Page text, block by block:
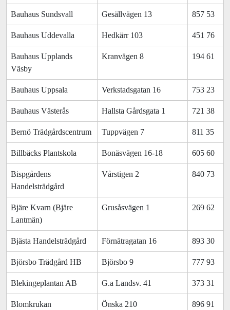
Bauhaus Sundsvall Gesällvägen 13 857 53
Bauhaus Uddevalla Hedkärr 103 451 76
Bauhaus Upplands
Väsby
Kranvägen 8 194 61
Bauhaus Uppsala Verkstadsgatan 16 753 23
Bauhaus Västerås Hallsta Gårdsgata 1 721 38
Bernö Trädgårdscentrum Tuppvägen 7 811 35
Billbäcks Plantskola Bonäsvägen 16-18 605 60
Bispgårdens
Handelsträdgård
Vårstigen 2 840 73
Bjäre Kvarn (Bjäre
Lantmän)
Grusåsvägen 1 269 62
Bjästa Handelsträdgård Förnätragatan 16 893 30
Björsbo Trädgård HB Björsbo 9 777 93
Blekingeplantan AB G.a Landsv. 41 373 31
Blomkrukan Önska 210 896 91